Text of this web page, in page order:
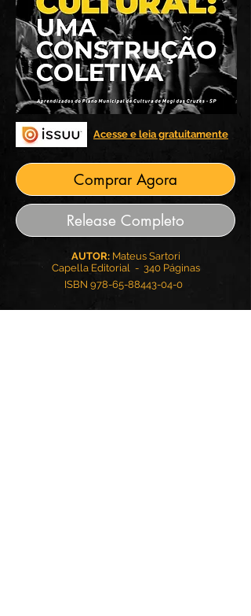
Acesse e leia gratuitamente
Comprar Agora
Release Completo
AUTOR: Mateus Sartori
Capella Editorial - 340 Páginas
ISBN 978-65-88443-04-0